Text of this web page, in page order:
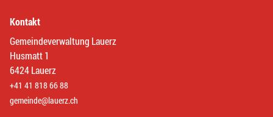
Kontakt
Gemeindeverwaltung Lauerz
Husmatt 1
6424 Lauerz
+41 41 818 66 88
gemeinde@lauerz.ch